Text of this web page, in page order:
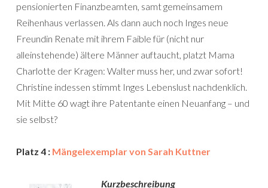
pensionierten Finanzbeamten, samt gemeinsamem
Reihenhaus verlassen. Als dann auch noch Inges neue
Freundin Renate mit ihrem Faible für (nicht nur
alleinstehende) ältere Männer auftaucht, platzt Mama
Charlotte der Kragen: Walter muss her, und zwar sofort!
Christine indessen stimmt Inges Lebenslust nachdenklich.
Mit Mitte 60 wagt ihre Patentante einen Neuanfang – und
sie selbst?
Platz 4 : Mängelexemplar von Sarah Kuttner
Kurzbeschreibung